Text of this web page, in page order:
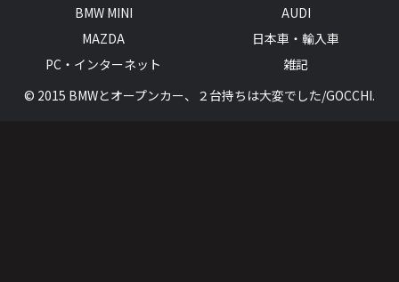
BMW MINI
AUDI
MAZDA
日本車・輸入車
PC・インターネット
雑記
© 2015 BMWとオープンカー、２台持ちは大変でした/GOCCHI.